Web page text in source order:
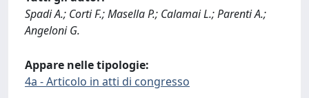
Spadi A.; Corti F.; Masella P.; Calamai L.; Parenti A.;
Angeloni G.
Appare nelle tipologie:
4a - Articolo in atti di congresso